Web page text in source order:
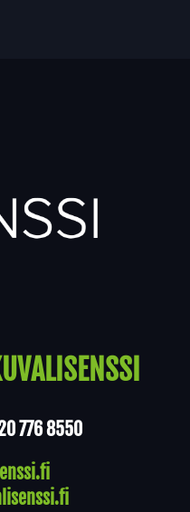
776 8550